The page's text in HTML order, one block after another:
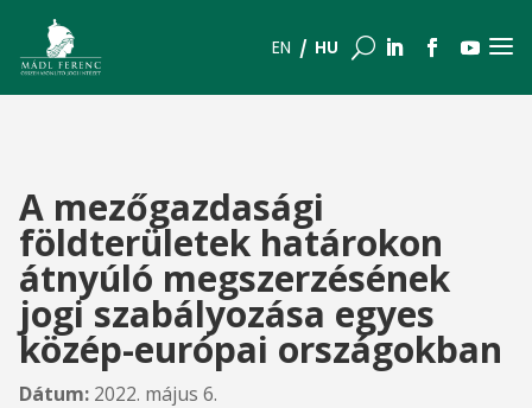
EN HU U a
A mezőgazdasági
földterületek határokon
átnyúló megszerzésének
jogi szabályozása egyes
közép-európai országokban
Dátum: 2022. május 6.